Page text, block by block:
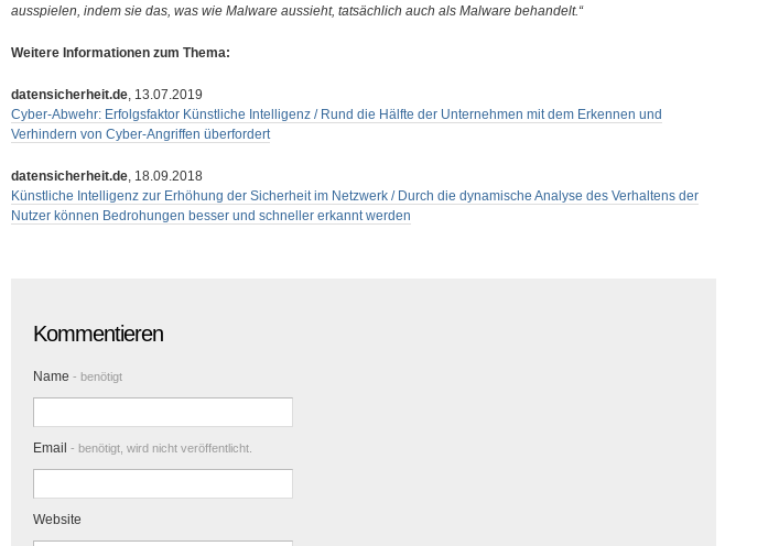
ausspielen, indem sie das, was wie Malware aussieht, tatsächlich auch als Malware behandelt.“
Weitere Informationen zum Thema:
datensicherheit.de, 13.07.2019
Cyber-Abwehr: Erfolgsfaktor Künstliche Intelligenz / Rund die Hälfte der Unternehmen mit dem Erkennen und
Verhindern von Cyber-Angriffen überfordert
datensicherheit.de, 18.09.2018
Künstliche Intelligenz zur Erhöhung der Sicherheit im Netzwerk / Durch die dynamische Analyse des Verhaltens der
Nutzer können Bedrohungen besser und schneller erkannt werden
Kommentieren
Name - benötigt
Email - benötigt, wird nicht veröffentlicht.
Website